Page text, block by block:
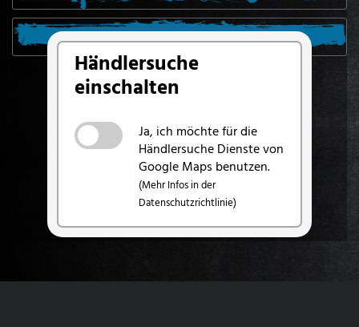
Händlersuche
einschalten
Ja, ich möchte für die
Händlersuche Dienste von
Google Maps benutzen.
(Mehr Infos in der
Datenschutzrichtlinie)
SUCHE VON MEINEM STANDORT AUS